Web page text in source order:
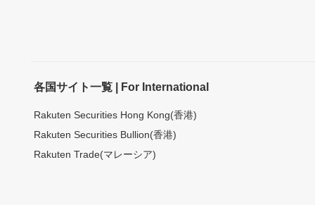
各国サイト一覧 | For International
Rakuten Securities Hong Kong(香港)
Rakuten Securities Bullion(香港)
Rakuten Trade(マレーシア)